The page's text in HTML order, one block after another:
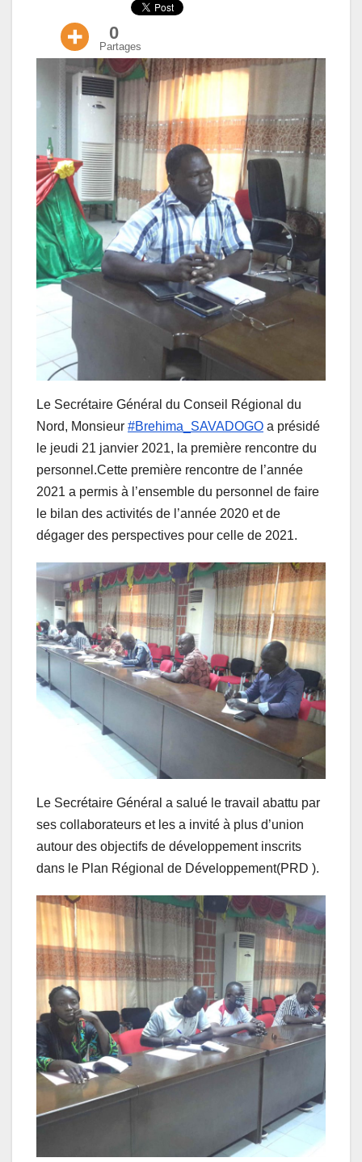
0
Partages
Le Secrétaire Général du Conseil Régional du
Nord, Monsieur #Brehima_SAVADOGO a présidé
le jeudi 21 janvier 2021, la première rencontre du
personnel.Cette première rencontre de l’année
2021 a permis à l’ensemble du personnel de faire
le bilan des activités de l’année 2020 et de
dégager des perspectives pour celle de 2021.
Le Secrétaire Général a salué le travail abattu par
ses collaborateurs et les a invité à plus d’union
autour des objectifs de développement inscrits
dans le Plan Régional de Développement(PRD ).